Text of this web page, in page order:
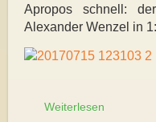
Apropos schnell:
Alexander Wenzel in
Weiterlesen